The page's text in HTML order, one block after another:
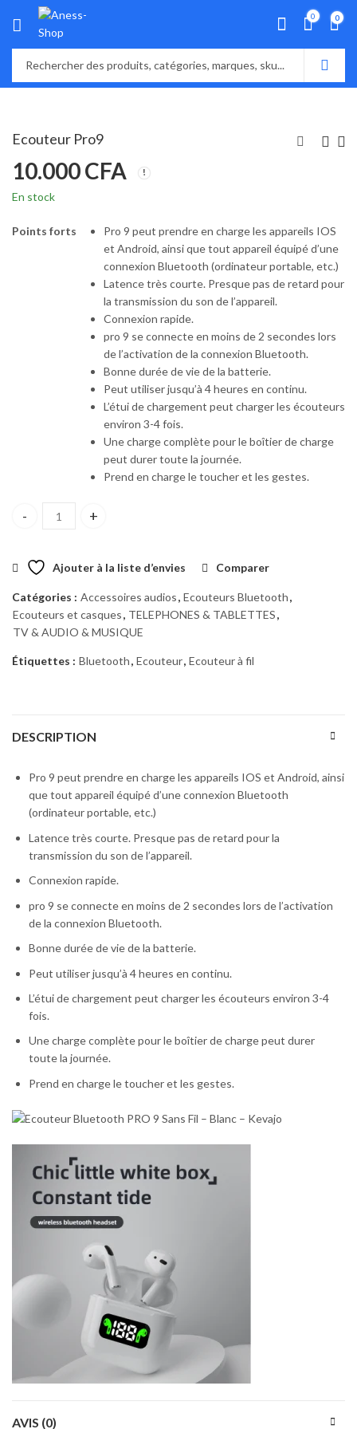
0 0
Ecouteur Pro9
10.000CFA
En stock
Points forts
Pro 9 peut prendre en charge les appareils IOS
et Android, ainsi que tout appareil équipé d’une
connexion Bluetooth (ordinateur portable, etc.)
Latence très courte. Presque pas de retard pour
la transmission du son de l’appareil.
Connexion rapide.
pro 9 se connecte en moins de 2 secondes lors
de l’activation de la connexion Bluetooth.
Bonne durée de vie de la batterie.
Peut utiliser jusqu’à 4 heures en continu.
L’étui de chargement peut charger les écouteurs
environ 3-4 fois.
Une charge complète pour le boîtier de charge
peut durer toute la journée.
Prend en charge le toucher et les gestes.
quantité Ecouteur Pro9
Ajouter à la liste d’envies Comparer
Catégories : Accessoires audios, Ecouteurs Bluetooth,
Ecouteurs et casques, TELEPHONES & TABLETTES,
TV & AUDIO & MUSIQUE
Étiquettes : Bluetooth, Ecouteur, Ecouteur à fil
DESCRIPTION
Pro 9 peut prendre en charge les appareils IOS et Android, ainsi
que tout appareil équipé d’une connexion Bluetooth
(ordinateur portable, etc.)
Latence très courte. Presque pas de retard pour la
transmission du son de l’appareil.
Connexion rapide.
pro 9 se connecte en moins de 2 secondes lors de l’activation
de la connexion Bluetooth.
Bonne durée de vie de la batterie.
Peut utiliser jusqu’à 4 heures en continu.
L’étui de chargement peut charger les écouteurs environ 3-4
fois.
Une charge complète pour le boîtier de charge peut durer
toute la journée.
Prend en charge le toucher et les gestes.
AVIS (0)